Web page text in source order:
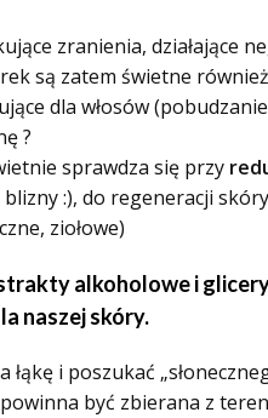
zranienia, działające
są zatem świetne również
dla włosów
?
sprawdza się przy
:), do regeneracji
ziołowe)
alkoholowe i
naszej skóry.
łąkę i poszukać
być zbierana z